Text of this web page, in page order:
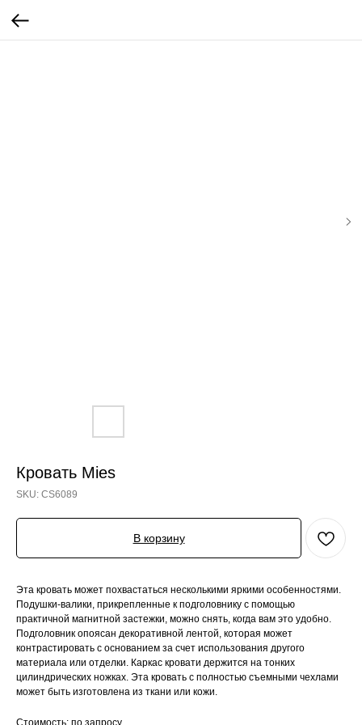
Кровать Mies
SKU: CS6089
В корзину
Эта кровать может похвастаться несколькими яркими особенностями.
Подушки-валики, прикрепленные к подголовнику с помощью
практичной магнитной застежки, можно снять, когда вам это удобно.
Подголовник опоясан декоративной лентой, которая может
контрастировать с основанием за счет использования другого
материала или отделки. Каркас кровати держится на тонких
цилиндрических ножках. Эта кровать с полностью съемными чехлами
может быть изготовлена ​​из ткани или кожи.
Стоимость: по запросу